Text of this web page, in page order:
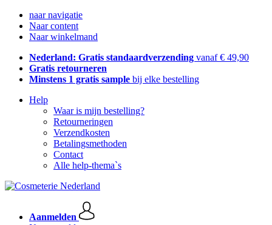
naar navigatie
Naar content
Naar winkelmand
Nederland: Gratis standaardverzending vanaf € 49,90
Gratis retourneren
Minstens 1 gratis sample bij elke bestelling
Help
Waar is mijn bestelling?
Retourneringen
Verzendkosten
Betalingsmethoden
Contact
Alle help-thema`s
Aanmelden